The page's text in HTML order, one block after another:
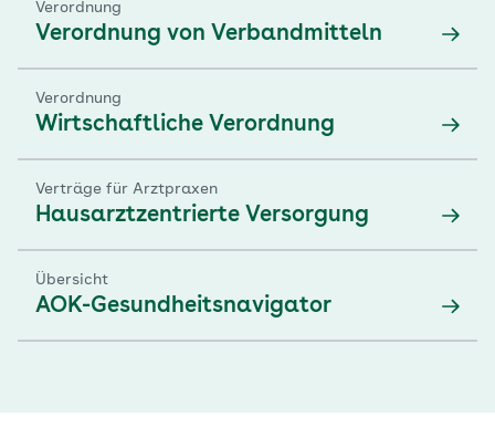
Verordnung
Verordnung von Verbandmitteln
Verordnung
Wirtschaftliche Verordnung
Verträge für Arztpraxen
Hausarztzentrierte Versorgung
Übersicht
AOK-Gesundheitsnavigator